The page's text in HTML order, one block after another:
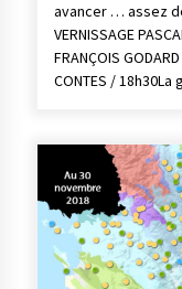
avancer … assez
VERNISSAGE
FRANÇOIS
CONTES /